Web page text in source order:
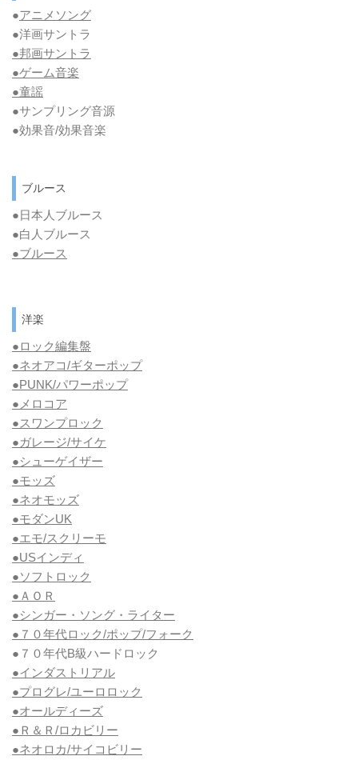
●アニメソング
●洋画サントラ
●邦画サントラ
●ゲーム音楽
●童謡
●サンプリング音源
●効果音/効果音楽
ブルース
●日本人ブルース
●白人ブルース
●ブルース
洋楽
●ロック編集盤
●ネオアコ/ギターポップ
●PUNK/パワーポップ
●メロコア
●スワンプロック
●ガレージ/サイケ
●シューゲイザー
●モッズ
●ネオモッズ
●モダンUK
●エモ/スクリーモ
●USインディ
●ソフトロック
●ＡＯＲ
●シンガー・ソング・ライター
●７０年代ロック/ポップ/フォーク
●７０年代B級ハードロック
●インダストリアル
●プログレ/ユーロロック
●オールディーズ
●Ｒ＆Ｒ/ロカビリー
●ネオロカ/サイコビリー